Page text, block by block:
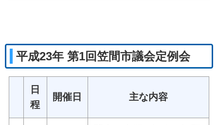
平成23年 第1回笠間市議会定例会
日
程
開催日 主な内容